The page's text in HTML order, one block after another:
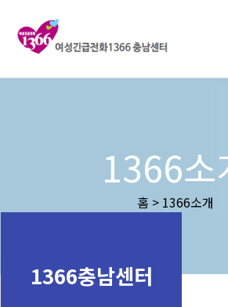
1366소
홈 > 1366소개
1366충남센터